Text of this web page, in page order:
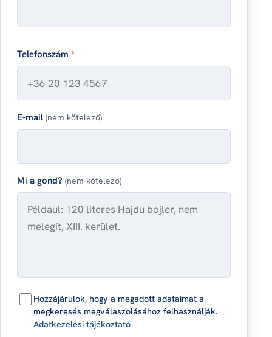
Telefonszám*
E-mail(nem kötelező)
Mi a gond?(nem kötelező)
Hozzájárulok, hogy a megadott adataimat a
megkeresés megválaszolásához felhasználják.
Adatkezelési tájékoztató